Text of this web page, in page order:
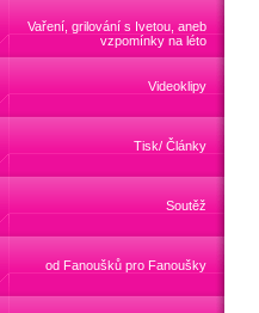
Vaření, grilování s Ivetou, aneb
vzpomínky na léto
Videoklipy
Tisk/ Články
Soutěž
od Fanoušků pro Fanoušky